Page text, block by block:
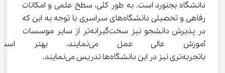
دانشگاه بجنورد است. به طور کلی، سطح علمی و امکانات
رفاهی و تحصیلی دانشگاه‌های سراسری با توجه به این که
در پذیرش دانشجو نیز سخت‌گیرانه‌تر از سایر موسسات
آموزش عالی عمل
باتجربه‌تری نیز در این دانشگاه‌ها تدریس می‌نمایند.